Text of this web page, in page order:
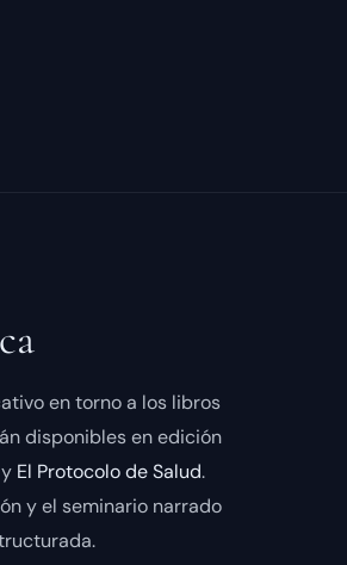
en torno a los libros
disponibles en edición
y El Protocolo de Salud.
y el seminario narrado